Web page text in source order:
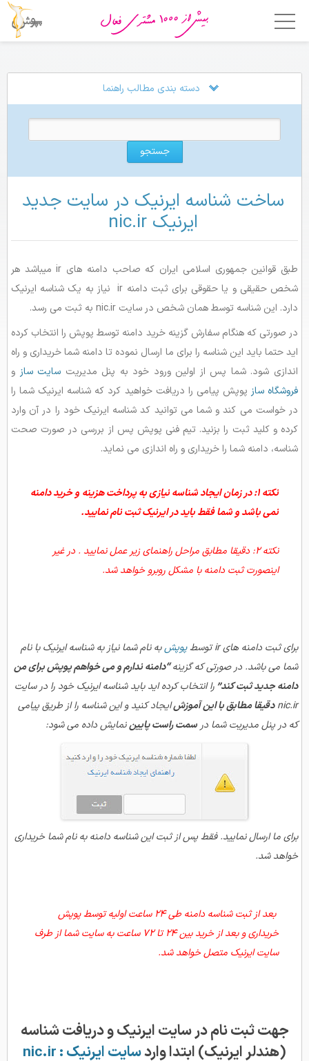
فروشگاه ساز
قالب ها
چرا پوپش؟
مشتریان ما
تماس با ما
بلاگ
راهنما
دسته بندی مطالب راهنما
تنظیمات دامنه
تنظیمات دامنه
ساخت شناسه ایرنیک در سایت جدید ایرنیک nic.ir
نحوه ارسال مدارک برای ایرنیک
تغییر رابطهای کاربری در ایرنیک nic.ir
نحوه تاییدیه فنی سایت جهت اینماد و ساماندهی
ویرایشگر قالب پیشرفته
مدیریت تصاویر و فایلها
درباره سایت ساز و فروشگاه ساز پوپش
جستجو برای:
ساخت شناسه ایرنیک در سایت جدید
ایرنیک nic.ir
طبق قوانین جمهوری اسلامی ایران که صاحب دامنه های ir میباشد هر
شخص حقیقی و یا حقوقی برای ثبت دامنه ir نیاز به یک شناسه ایرنیک
دارد. این شناسه توسط همان شخص در سایت nic.ir به ثبت می رسد.
در صورتی که هنگام سفارش گزینه خرید دامنه توسط پوپش را انتخاب کرده
اید حتما باید این شناسه را برای ما ارسال نموده تا دامنه شما خریداری و راه
اندازی شود. شما پس از اولین ورود خود به پنل مدیریت سایت ساز و
فروشگاه ساز پوپش پیامی را دریافت خواهید کرد که شناسه ایرنیک شما را
در خواست می کند و شما می توانید کد شناسه ایرنیک خود را در آن وارد
کرده و کلید ثبت را بزنید. تیم فنی پوپش پس از بررسی در صورت صحت
شناسه، دامنه شما را خریداری و راه اندازی می نماید.
نکته 1: در زمان ایجاد شناسه نیازی به پرداخت هزینه و خرید دامنه
نمی باشد و شما فقط باید در ایرنیک ثبت نام نمایید.
نکته 2: دقیقا مطابق مراحل راهنمای زیر عمل نمایید . در غیر
اینصورت ثبت دامنه با مشکل روبرو خواهد شد.
برای ثبت دامنه های ir توسط پوپشبه نام شما نیاز به شناسه ایرنیک با نام
شما می باشد. در صورتی که گزینه“دامنه ندارم و می خواهم پوپش برای من
دامنه جدید ثبت کند”را انتخاب کرده اید باید شناسه ایرنیک خود را در سایت
nic.ir دقیقا مطابق با این آموزشایجاد کنید و این شناسه را از طریق پیامی
که در پنل مدیریت شما در سمت راست پاییننمایش داده می شود:
برای ما ارسال نمایید. فقط پس از ثبت این شناسه دامنه به نام شما خریداری
خواهد شد.
بعد از ثبت شناسه دامنه طی 24 ساعت اولیه توسط پوپش
خریداری و بعد از خرید بین 24 تا 72 ساعت به سایت شما از طرف
سایت ایرنیک متصل خواهد شد.
جهت ثبت نام در سایت ایرنیک و دریافت شناسه
(هندلر ایرنیک) ابتدا واردسایت ایرنیک : nic.ir